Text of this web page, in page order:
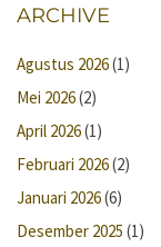
ARCHIVE
Agustus 2026(1)
Mei 2026(2)
April 2026(1)
Februari 2026(2)
Januari 2026(6)
Desember 2025 (1)